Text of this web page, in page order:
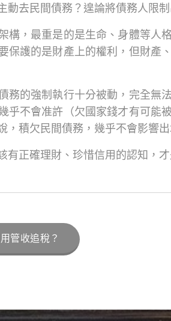
動去民間債務？遑論將債務人限
構，最重是的是生命、身體等人
保護的是財產上的權利，但財產
務的強制執行十分被動，完全無
乎不會准許（欠國家錢才有可能
，積欠民間債務，幾乎不會影響出
有正確理財、珍惜信用的認知，
管收追稅？